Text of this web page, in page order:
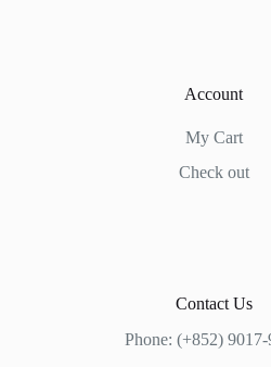
Account
My Cart
Check out
Contact Us
Phone: (+852)